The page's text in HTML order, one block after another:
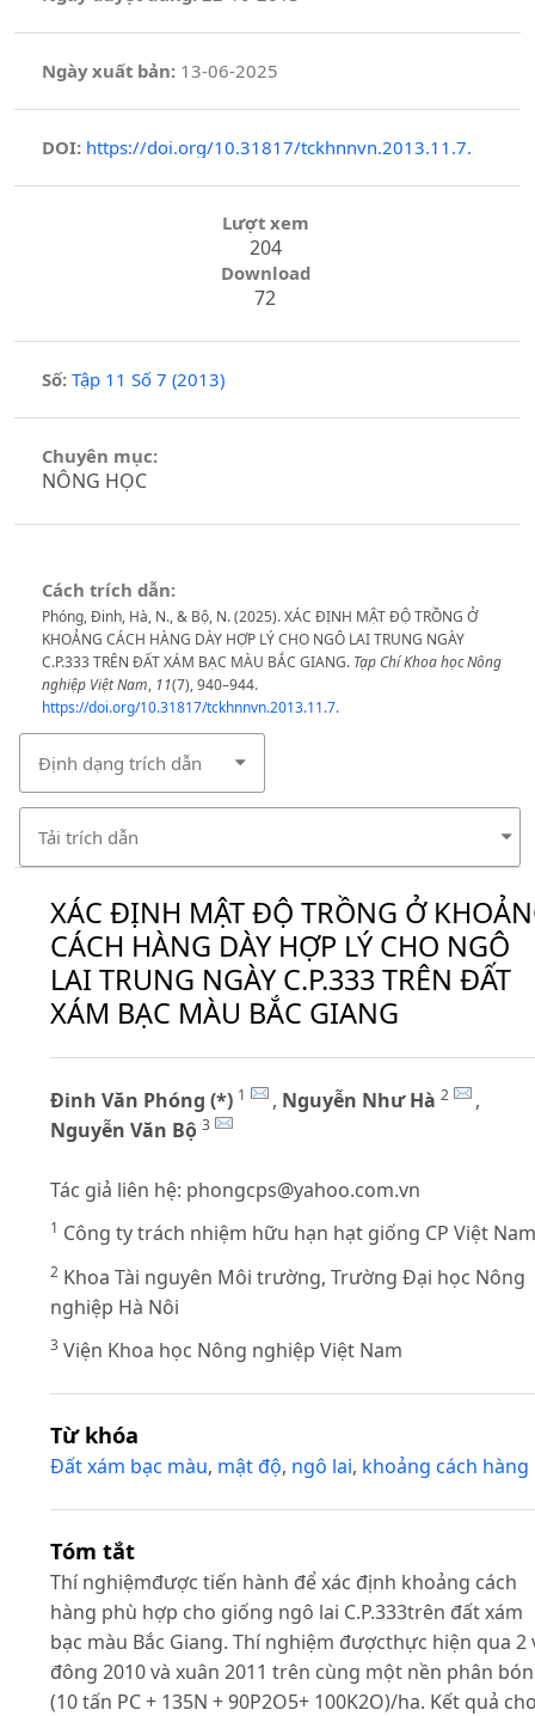
Ngày xuất bản: 13-06-2025
DOI: https://doi.org/10.31817/tckhnnvn.2013.11.7.
Lượt xem
204
Download
72
Số: Tập 11 Số 7 (2013)
Chuyên mục:
NÔNG HỌC
Cách trích dẫn:
Phóng, Đinh, Hà, N., & Bộ, N. (2025). XÁC ĐỊNH MẬT ĐỘ TRỒNG Ở
KHOẢNG CÁCH HÀNG DÀY HỢP LÝ CHO NGÔ LAI TRUNG NGÀY
C.P.333 TRÊN ĐẤT XÁM BẠC MÀU BẮC GIANG. Tạp Chí Khoa học Nông
nghiệp Việt Nam, 11(7), 940–944.
https://doi.org/10.31817/tckhnnvn.2013.11.7.
Định dạng trích dẫn
Tải trích dẫn
XÁC ĐỊNH MẬT ĐỘ TRỒNG Ở
CÁCH HÀNG DÀY HỢP LÝ CHO NGÔ
LAI TRUNG NGÀY C.P.333 TRÊN ĐẤT
XÁM BẠC MÀU BẮC GIANG
Đinh Văn Phóng (*) 1 , Nguyễn Như Hà 2
,
Nguyễn Văn Bộ 3
Tác giả liên hệ: phongcps@yahoo.com.vn
1 Công ty trách nhiệm hữu hạn hạt giống CP Việt Nam
2 Khoa Tài nguyên Môi trường, Trường Đại học Nông
nghiệp Hà Nôi
3 Viện Khoa học Nông nghiệp Việt Nam
Từ khóa
Đất xám bạc màu, mật độ, ngô lai, khoảng cách hàng
Tóm tắt
Thí nghiệmđược tiến hành để xác định khoảng cách
hàng phù hợp cho giống ngô lai C.P.333trên đất xám
bạc màu Bắc Giang. Thí nghiệm đượcthực hiện qua 2
đông 2010 và xuân 2011 trên cùng một nền phân bón
(10 tấn PC + 135N + 90P2O5+ 100K2O)/ha. Kết quả